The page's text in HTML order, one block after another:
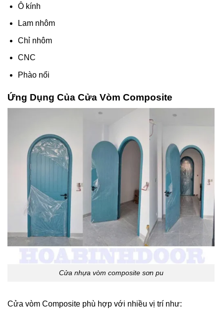
Ô kính
Lam nhôm
Chỉ nhôm
CNC
Phào nổi
Ứng Dụng Của Cửa Vòm Composite
Cửa nhựa vòm composite sơn pu
Cửa vòm Composite phù hợp với nhiều vị trí như: